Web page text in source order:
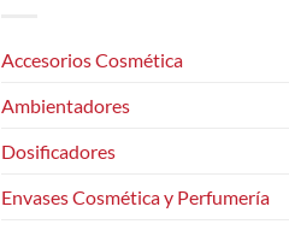
Accesorios Cosmética
Ambientadores
Dosificadores
Envases Cosmética y Perfumería